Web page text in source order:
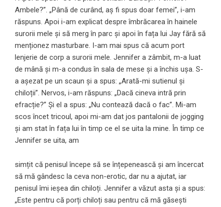
Ambele?”. „Până de curând, aș fi spus doar femei”, i-am
răspuns. Apoi i-am explicat despre îmbrăcarea în hainele
surorii mele și să merg în parc și apoi în fața lui Jay fără să
menționez masturbare. I-am mai spus că acum port
lenjerie de corp a surorii mele. Jennifer a zâmbit, m-a luat
de mână și m-a condus în sala de mese și a închis ușa. S-
a așezat pe un scaun și a spus: „Arată-mi sutienul și
chiloții”. Nervos, i-am răspuns: „Dacă cineva intră prin
efracție?” Și el a spus: „Nu contează dacă o fac”. Mi-am
scos încet tricoul, apoi mi-am dat jos pantalonii de jogging
și am stat în fața lui în timp ce el se uita la mine. În timp ce
Jennifer se uita, am
simțit că penisul începe să se înțepenească și am încercat
să mă gândesc la ceva non-erotic, dar nu a ajutat, iar
penisul îmi ieșea din chiloți. Jennifer a văzut asta și a spus:
„Este pentru că porți chiloți sau pentru că mă găsești